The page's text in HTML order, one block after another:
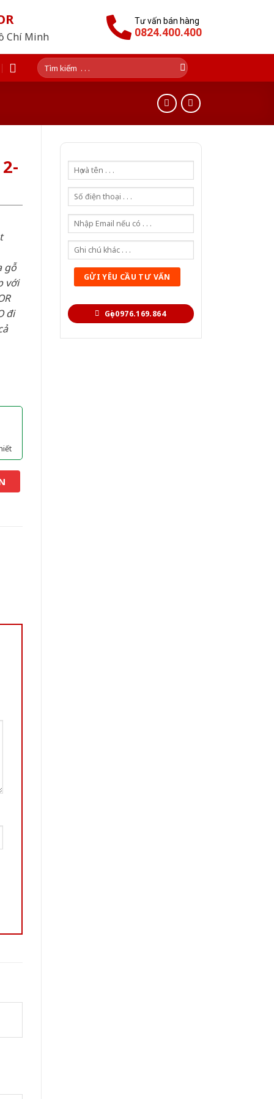
Chí Minh
Tư vấn bán hàng
0824.400.400
Tìm
kiếm:
Gọi 0976.169.864
gỗ
với
đi